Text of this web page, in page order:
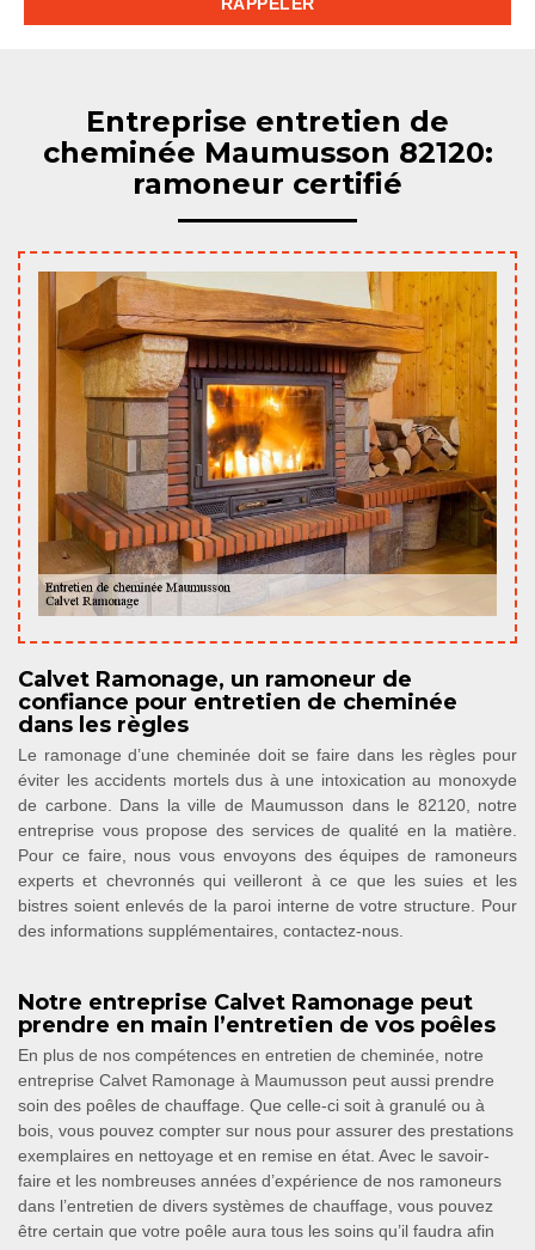
Entreprise entretien de
cheminée Maumusson 82120:
ramoneur certifié
Calvet Ramonage, un ramoneur de
confiance pour entretien de cheminée
dans les règles
Le ramonage d’une cheminée doit se faire dans les règles pour
éviter les accidents mortels dus à une intoxication au monoxyde
de carbone. Dans la ville de Maumusson dans le 82120, notre
entreprise vous propose des services de qualité en la matière.
Pour ce faire, nous vous envoyons des équipes de ramoneurs
experts et chevronnés qui veilleront à ce que les suies et les
bistres soient enlevés de la paroi interne de votre structure. Pour
des informations supplémentaires, contactez-nous.
Notre entreprise Calvet Ramonage peut
prendre en main l’entretien de vos poêles
En plus de nos compétences en entretien de cheminée, notre
entreprise Calvet Ramonage à Maumusson peut aussi prendre
soin des poêles de chauffage. Que celle-ci soit à granulé ou à
bois, vous pouvez compter sur nous pour assurer des prestations
exemplaires en nettoyage et en remise en état. Avec le savoir-
faire et les nombreuses années d’expérience de nos ramoneurs
dans l’entretien de divers systèmes de chauffage, vous pouvez
être certain que votre poêle aura tous les soins qu’il faudra afin